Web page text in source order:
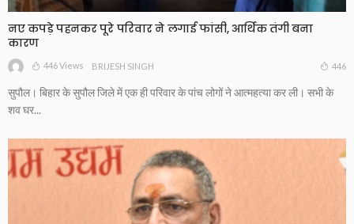
नए कपड़े पहनकर पूरे परिवार ने लगाई फांसी, आर्थिक तंगी बना
कारण
446 Views BRIJESH SINGH 446
सुपौल। बिहार के सुपौल जिले में एक ही परिवार के पांच लोगों ने आत्महत्या कर ली। सभी के
शव घर...